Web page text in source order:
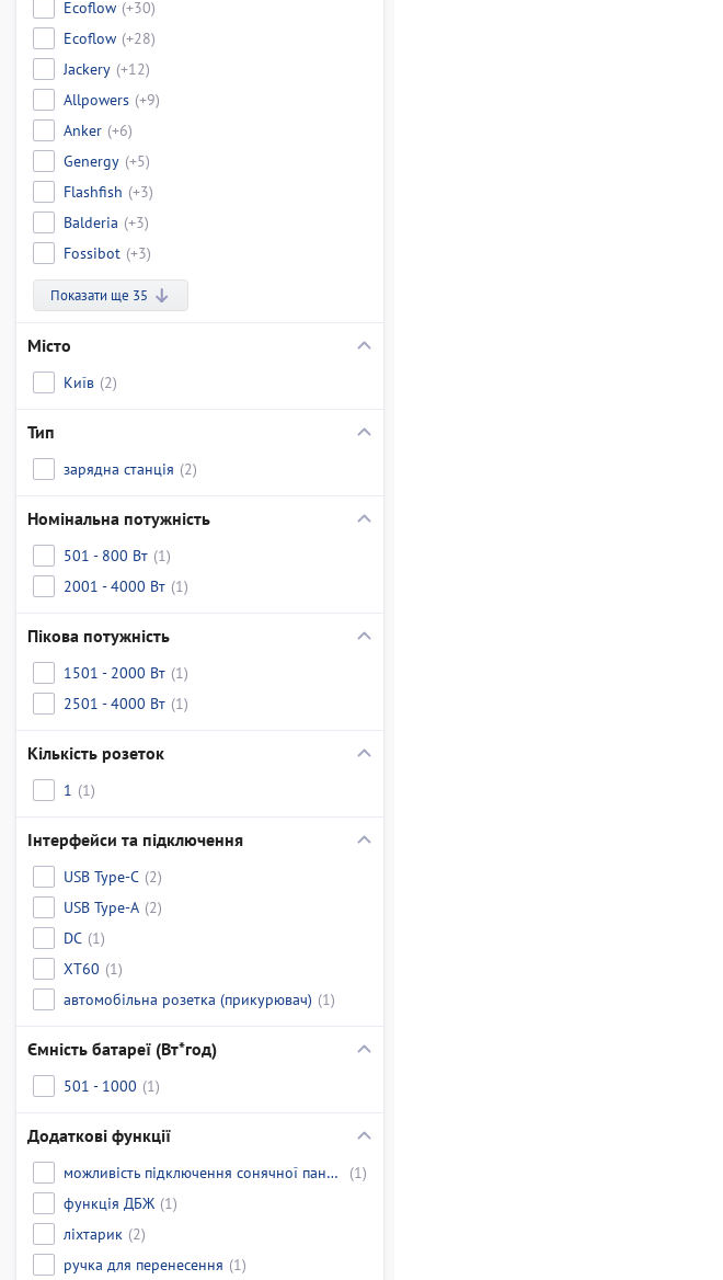
Ecoflow (+30)
Ecoflow (+28)
Jackery (+12)
Allpowers (+9)
Anker (+6)
Genergy (+5)
Flashfish (+3)
Balderia (+3)
Fossibot (+3)
Показати ще 35
Місто
Київ (2)
Тип
зарядна станція (2)
Номінальна потужність
501 - 800 Вт (1)
2001 - 4000 Вт (1)
Пікова потужність
1501 - 2000 Вт (1)
2501 - 4000 Вт (1)
Кількість розеток
1 (1)
Інтерфейси та підключення
USB Type-C (2)
USB Type-A (2)
DC (1)
XT60 (1)
автомобільна розетка (прикурювач) (1)
Ємність батареї (Вт*год)
501 - 1000 (1)
Додаткові функції
можливість підключення сонячної панелі
(1)
функція ДБЖ (1)
ліхтарик (2)
ручка для перенесення (1)